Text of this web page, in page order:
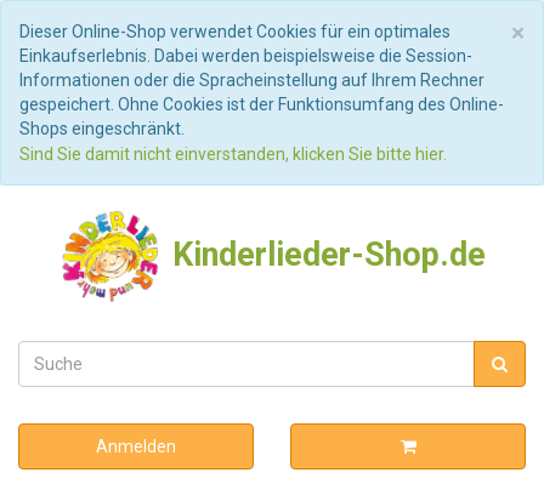
×
Dieser Online-Shop verwendet Cookies für ein optimales
Einkaufserlebnis. Dabei werden beispielsweise die Session-
Informationen oder die Spracheinstellung auf Ihrem Rechner
gespeichert. Ohne Cookies ist der Funktionsumfang des Online-
Shops eingeschränkt.
Sind Sie damit nicht einverstanden, klicken Sie bitte hier.
Kinderlieder-Shop.de
Anmelden